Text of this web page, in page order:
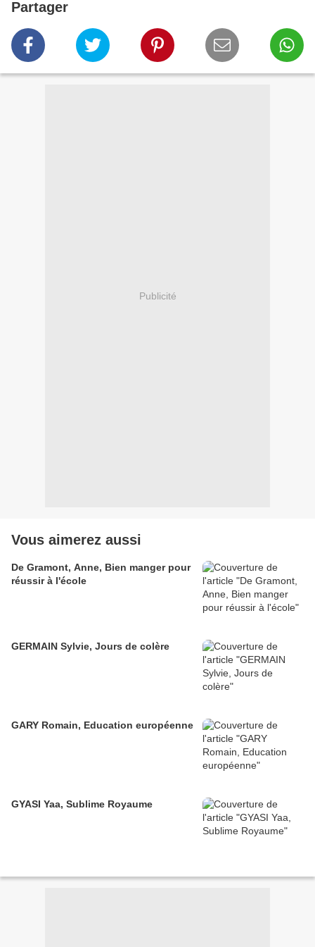
Partager
Publicité
Vous aimerez aussi
De Gramont, Anne, Bien manger pour
réussir à l'école
GERMAIN Sylvie, Jours de colère
GARY Romain, Education européenne
GYASI Yaa, Sublime Royaume